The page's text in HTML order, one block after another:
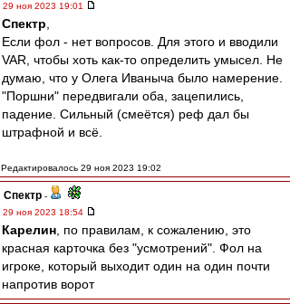
29 ноя 2023 19:01
Спектр
Если фол - нет вопросов. Для этого и вводили
VAR, чтобы хоть как-то определить умысел. Не
думаю, что у Олега Иваныча было намерение.
"Поршни" передвигали оба, зацепились,
падение. Сильный (смеётся) реф дал бы
штрафной и всё.
Редактировалось 29 ноя 2023 19:02
Спектр -
29 ноя 2023 18:54
Карелин , по правилам, к сожалению, это
красная карточка без "усмотрений". Фол на
игроке, который выходит один на один почти
напротив ворот